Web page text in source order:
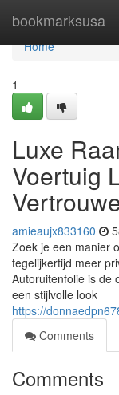
bookmarksusa
Home
Home
1
Luxe
Voertuig
amieaujx833160
Zoek je een manier
tegelijkertijd meer
Autoruitenfolie is de
een stijlvolle look
https://
Comments
Comments